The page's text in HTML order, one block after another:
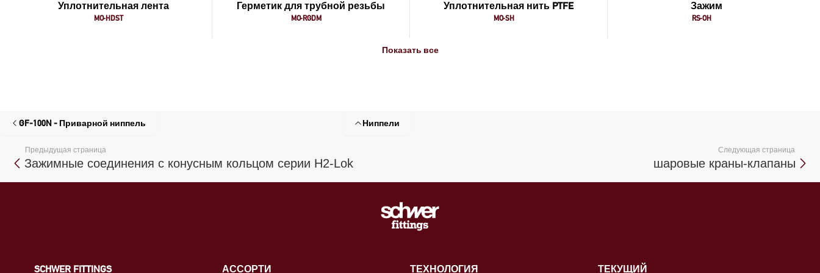
Уплотнительная лента
MO-HDST
Герметик для трубной резьбы
MO-RGDM
Уплотнительная нить PTFE
MO-SH
Зажим
RS-OH
Показать все
GF-100N - Приварной ниппель Ниппели
Предыдущая страница
Зажимные соединения с конусным кольцом серии H2-Lok
Следующая страница
шаровые краны-клапаны
SCHWER FITTINGS АССОРТИ ТЕХНОЛОГИЯ ТЕКУЩИЙ